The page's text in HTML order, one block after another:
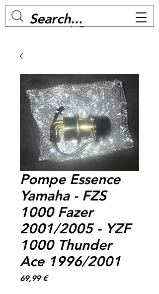
MC BIKE Perpignan
Pompe Essence
Yamaha - FZS
1000 Fazer
2001/2005 - YZF
1000 Thunder
Ace 1996/2001
69,99 €Prix